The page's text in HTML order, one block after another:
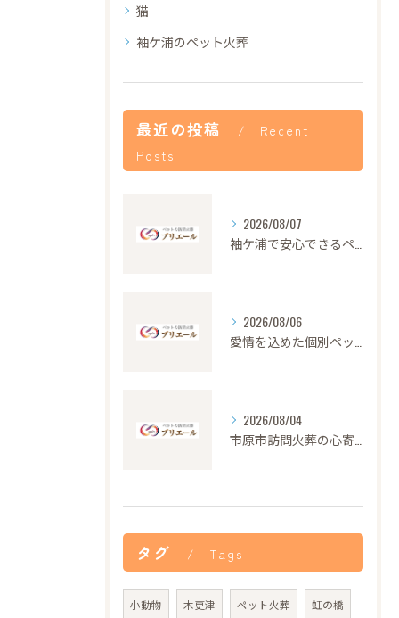
猫
袖ケ浦のペット火葬
最近の投稿
Recent
Posts
2026/08/07
2026/08/06
2026/08/04
タグ Tags
小動物 木更津 ペット火葬 虹の橋